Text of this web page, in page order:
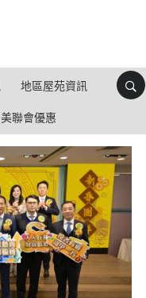
地區屋苑資訊
美聯會優惠